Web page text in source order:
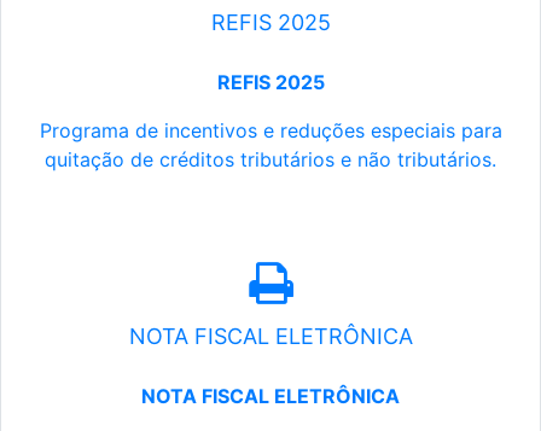
REFIS 2025
REFIS 2025
Programa de incentivos e reduções especiais para
quitação de créditos tributários e não tributários.
NOTA FISCAL ELETRÔNICA
NOTA FISCAL ELETRÔNICA